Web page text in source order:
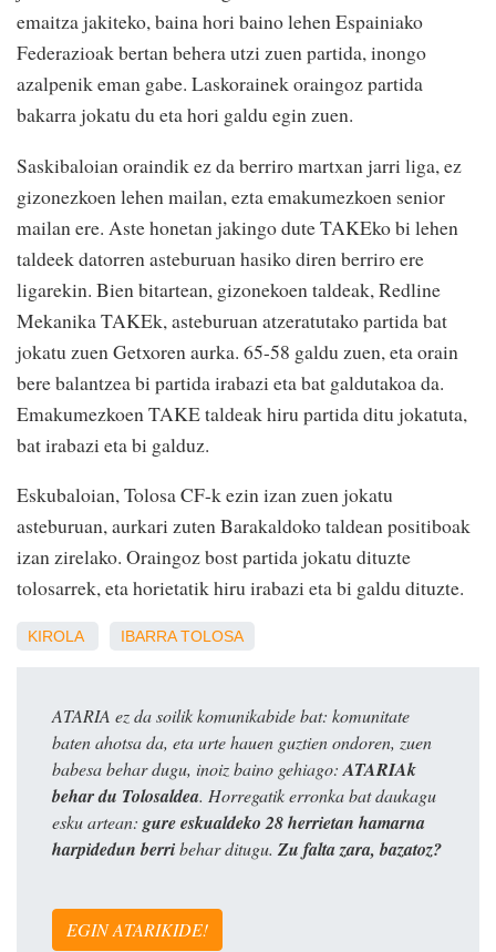
emaitza jakiteko, baina hori baino lehen Espainiako
Federazioak bertan behera utzi zuen partida, inongo
azalpenik eman gabe. Laskorainek oraingoz partida
bakarra jokatu du eta hori galdu egin zuen.
Saskibaloian oraindik ez da berriro martxan jarri liga, ez
gizonezkoen lehen mailan, ezta emakumezkoen senior
mailan ere. Aste honetan jakingo dute TAKEko bi lehen
taldeek datorren asteburuan hasiko diren berriro ere
ligarekin. Bien bitartean, gizonekoen taldeak, Redline
Mekanika TAKEk, asteburuan atzeratutako partida bat
jokatu zuen Getxoren aurka. 65-58 galdu zuen, eta orain
bere balantzea bi partida irabazi eta bat galdutakoa da.
Emakumezkoen TAKE taldeak hiru partida ditu jokatuta,
bat irabazi eta bi galduz.
Eskubaloian, Tolosa CF-k ezin izan zuen jokatu
asteburuan, aurkari zuten Barakaldoko taldean positiboak
izan zirelako. Oraingoz bost partida jokatu dituzte
tolosarrek, eta horietatik hiru irabazi eta bi galdu dituzte.
KIROLA IBARRA TOLOSA
ATARIA ez da soilik komunikabide bat: komunitate
baten ahotsa da, eta urte hauen guztien ondoren, zuen
babesa behar dugu, inoiz baino gehiago: ATARIAk
behar du Tolosaldea. Horregatik erronka bat daukagu
esku artean: gure eskualdeko 28 herrietan hamarna
harpidedun berribehar ditugu. Zu falta zara, bazatoz?
EGIN ATARIKIDE!